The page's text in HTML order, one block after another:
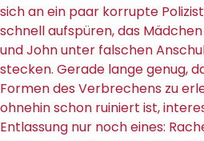
sich an ein paar korrupte
schnell aufspüren, das
und John unter falschen
stecken. Gerade lange genug,
Formen des Verbrechens zu
ohnehin schon ruiniert ist,
Entlassung nur noch eines: